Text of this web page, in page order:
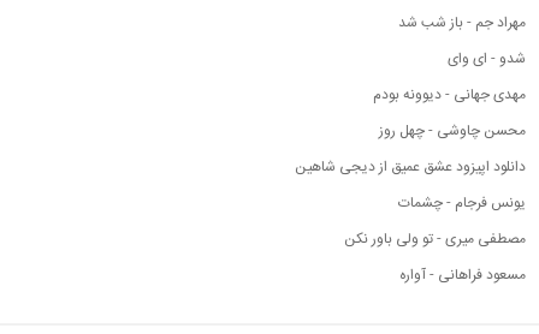
مهراد جم - باز شب شد
شدو - ای وای
مهدی جهانی - دیوونه بودم
محسن چاوشی - چهل روز
دانلود اپیزود عشق عمیق از دیجی شاهین
یونس فرجام - چشمات
مصطفی میری - تو ولی باور نکن
مسعود فراهانی - آواره